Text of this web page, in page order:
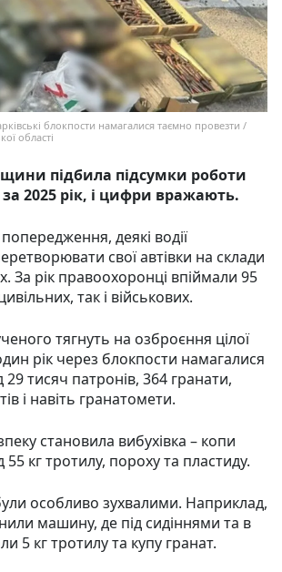
блокпости намагалися таємно провезти /
області
підбила підсумки роботи
2025 рік, і цифри вражають.
деякі водії
свої автівки на склади
За рік правоохоронці впіймали 95
так і військових.
тягнуть на озброєння цілої
рік через блокпости намагалися
тисяч патронів, 364 гранати,
і навіть гранатомети.
становила вибухівка – копи
кг тротилу, пороху та пластиду.
особливо зухвалими. Наприклад,
машину, де під сидіннями та в
5 кг тротилу та купу гранат.